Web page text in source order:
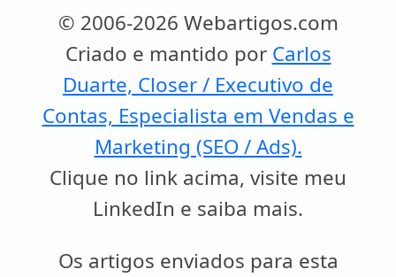
© 2006-2026 Webartigos.com
Criado e mantido por Carlos
Duarte, Closer / Executivo de
Contas, Especialista em Vendas e
Marketing (SEO / Ads).
Clique no link acima, visite meu
LinkedIn e saiba mais.
Os artigos enviados para esta